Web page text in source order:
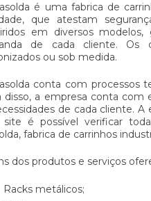
é uma fabrica de
que atestam
em diversos
de cada cliente. Os
ou sob medida.
conta com processos
disso, a empresa conta com
de cada cliente.
site é possível verificar
fabrica de carrinhos
dos produtos e serviços
Racks metálicos;